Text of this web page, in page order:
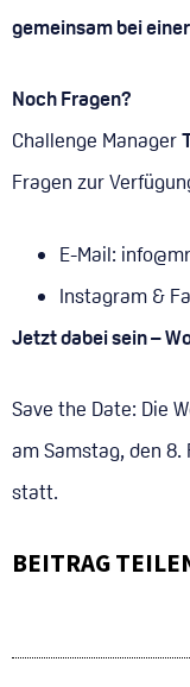
gemeinsam bei
Noch Fragen?
Challenge Manager
Fragen zur
E-Mail:
Instagram &
Jetzt dabei sein –
Save the Date: Die
am Samstag, den
statt.
BEITRAG